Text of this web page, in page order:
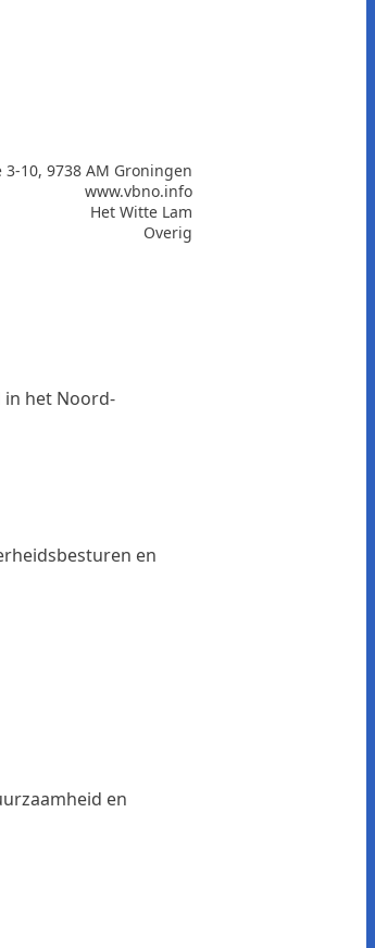
3-10, 9738 AM Groningen
www.vbno.info
Het Witte Lam
Overig
in het Noord-
en
en